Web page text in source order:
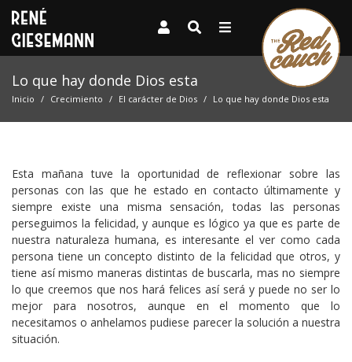
Lo que hay donde Dios esta
Inicio Crecimiento El carácter de Dios Lo que hay donde Dios esta
Esta mañana tuve la oportunidad de reflexionar sobre las
personas con las que he estado en contacto últimamente y
siempre existe una misma sensación, todas las personas
perseguimos la felicidad, y aunque es lógico ya que es parte de
nuestra naturaleza humana, es interesante el ver como cada
persona tiene un concepto distinto de la felicidad que otros, y
tiene así mismo maneras distintas de buscarla, mas no siempre
lo que creemos que nos hará felices así será y puede no ser lo
mejor para nosotros, aunque en el momento que lo
necesitamos o anhelamos pudiese parecer la solución a nuestra
situación.